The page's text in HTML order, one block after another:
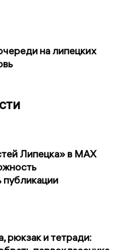
на липецких
Липецка» в MAX
рюкзак и тетради: